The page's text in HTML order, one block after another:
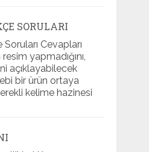
SORULARI
Cevapları
yapmadığını,
açıklayabilecek
bir ürün ortaya
kelime hazinesi